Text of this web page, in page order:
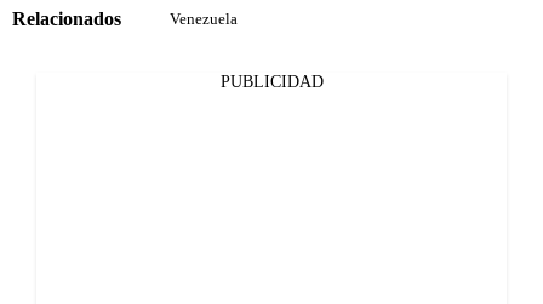
Relacionados Venezuela
PUBLICIDAD